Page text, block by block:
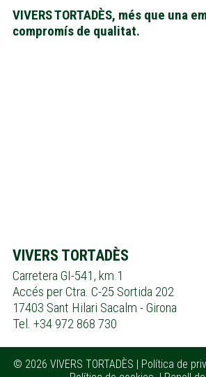
VIVERS TORTADÈS, més que una
compromís de qualitat.
VIVERS TORTADÈS
Carretera GI-541, km.1
Accés per Ctra. C-25 Sortida 202
17403 Sant Hilari Sacalm - Girona
Tel. +34 972 868 730
© 2026 VIVERS TORTADÈS | Política de